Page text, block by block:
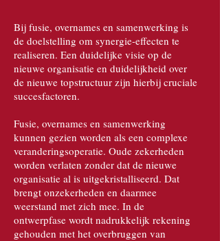
Bij fusie, overnames en samenwerking is
de doelstelling om synergie-effecten te
realiseren. Een duidelijke visie op de
nieuwe organisatie en duidelijkheid over
de nieuwe topstructuur zijn hierbij cruciale
succesfactoren.
Fusie, overnames en samenwerking
kunnen gezien worden als een complexe
veranderingsoperatie. Oude zekerheden
worden verlaten zonder dat de nieuwe
organisatie al is uitgekristalliseerd. Dat
brengt onzekerheden en daarmee
weerstand met zich mee. In de
ontwerpfase wordt nadrukkelijk rekening
gehouden met het overbruggen van